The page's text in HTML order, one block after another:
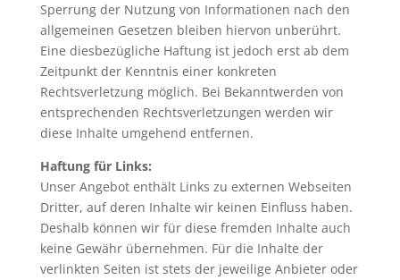
Sperrung der Nutzung von Informationen nach den
allgemeinen Gesetzen bleiben hiervon unberührt.
Eine diesbezügliche Haftung ist jedoch erst ab dem
Zeitpunkt der Kenntnis einer konkreten
Rechtsverletzung möglich. Bei Bekanntwerden von
entsprechenden Rechtsverletzungen werden wir
diese Inhalte umgehend entfernen.
Haftung für Links:
Unser Angebot enthält Links zu externen Webseiten
Dritter, auf deren Inhalte wir keinen Einfluss haben.
Deshalb können wir für diese fremden Inhalte auch
keine Gewähr übernehmen. Für die Inhalte der
verlinkten Seiten ist stets der jeweilige Anbieter oder